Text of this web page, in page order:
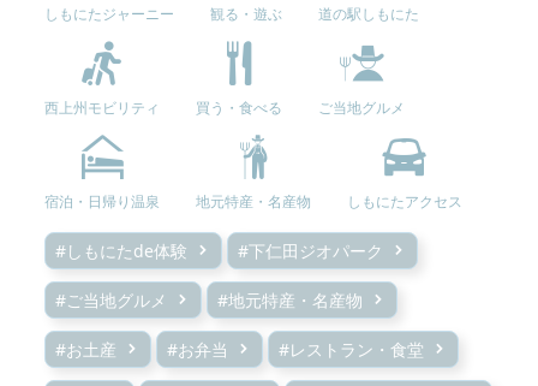
しもにたジャーニー 観る・遊ぶ 道の駅しもにた
西上州モビリティ 買う・食べる ご当地グルメ
宿泊・日帰り温泉 地元特産・名産物 しもにたアクセス
#しもにたde体験 #下仁田ジオパーク
#ご当地グルメ #地元特産・名産物
#お土産 #お弁当 #レストラン・食堂